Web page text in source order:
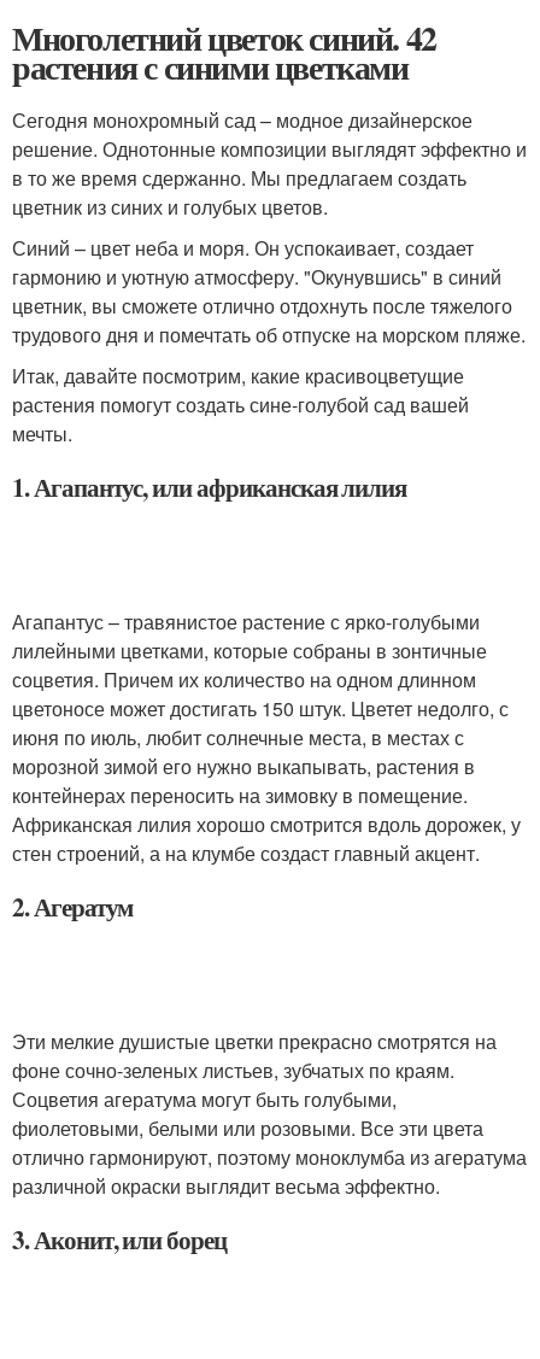
Многолетний цветок синий. 42
растения с синими цветками
Сегодня монохромный сад – модное дизайнерское
решение. Однотонные композиции выглядят эффектно и
в то же время сдержанно. Мы предлагаем создать
цветник из синих и голубых цветов.
Синий – цвет неба и моря. Он успокаивает, создает
гармонию и уютную атмосферу. "Окунувшись" в синий
цветник, вы сможете отлично отдохнуть после тяжелого
трудового дня и помечтать об отпуске на морском пляже.
Итак, давайте посмотрим, какие красивоцветущие
растения помогут создать сине-голубой сад вашей
мечты.
1. Агапантус, или африканская лилия
Агапантус – травянистое растение с ярко-голубыми
лилейными цветками, которые собраны в зонтичные
соцветия. Причем их количество на одном длинном
цветоносе может достигать 150 штук. Цветет недолго, с
июня по июль, любит солнечные места, в местах с
морозной зимой его нужно выкапывать, растения в
контейнерах переносить на зимовку в помещение.
Африканская лилия хорошо смотрится вдоль дорожек, у
стен строений, а на клумбе создаст главный акцент.
2. Агератум
Эти мелкие душистые цветки прекрасно смотрятся на
фоне сочно-зеленых листьев, зубчатых по краям.
Соцветия агератума могут быть голубыми,
фиолетовыми, белыми или розовыми. Все эти цвета
отлично гармонируют, поэтому моноклумба из агератума
различной окраски выглядит весьма эффектно.
3. Аконит, или борец